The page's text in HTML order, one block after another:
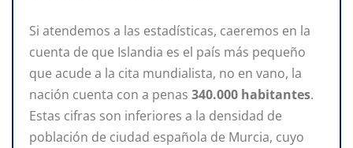
Si atendemos a las estadísticas, caeremos en la
cuenta de que Islandia es el país más pequeño
que acude a la cita mundialista, no en vano, la
nación cuenta con a penas 340.000 habitantes.
Estas cifras son inferiores a la densidad de
población de ciudad española de Murcia, cuyo